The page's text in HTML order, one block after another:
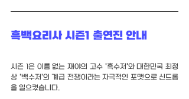
흑백요리사 시즌1 출연진 안내
시즌 1은 이름 없는 재야의 고수 '흑수저'와 대한민국 최정
상 '백수저'의 계급 전쟁이라는 자극적인 포맷으로 신드롬
을 일으켰습니다.